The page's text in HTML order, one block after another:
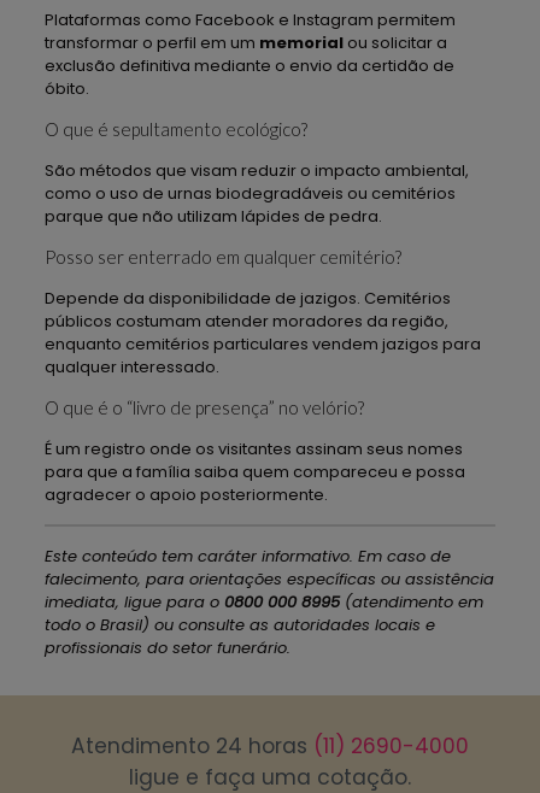
Plataformas como Facebook e Instagram permitem
transformar o perfil em um memorialou solicitar a
exclusão definitiva mediante o envio da certidão de
óbito.
O que é sepultamento ecológico?
São métodos que visam reduzir o impacto ambiental,
como o uso de urnas biodegradáveis ou cemitérios
parque que não utilizam lápides de pedra.
Posso ser enterrado em qualquer cemitério?
Depende da disponibilidade de jazigos. Cemitérios
públicos costumam atender moradores da região,
enquanto cemitérios particulares vendem jazigos para
qualquer interessado.
O que é o “livro de presença” no velório?
É um registro onde os visitantes assinam seus nomes
para que a família saiba quem compareceu e possa
agradecer o apoio posteriormente.
Este conteúdo tem caráter informativo. Em caso de
falecimento, para orientações específicas ou assistência
imediata, ligue para o 0800 000 8995(atendimento em
todo o Brasil) ou consulte as autoridades locais e
profissionais do setor funerário.
Atendimento 24 horas (11) 2690-4000
ligue e faça uma cotação.